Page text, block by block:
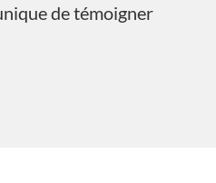
de témoigner